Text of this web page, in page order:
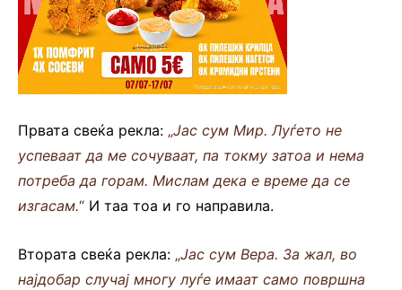
Првата свеќа рекла: „Јас сум Мир. Луѓето не
успеваат да ме сочуваат, па токму затоа и нема
потреба да горам. Мислам дека е време да се
изгасам.“ И таа тоа и го направила.
Втората свеќа рекла: „Јас сум Вера. За жал, во
најдобар случај многу луѓе имаат само површна